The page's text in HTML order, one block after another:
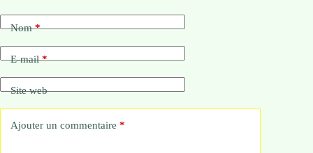
Nom*
E-mail*
Site web
Ajouter un commentaire *